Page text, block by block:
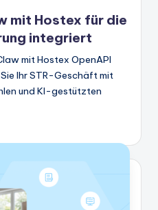
mit Hostex für die
integriert
mit Hostex OpenAPI
Ihr STR-Geschäft mit
und KI-gestützten